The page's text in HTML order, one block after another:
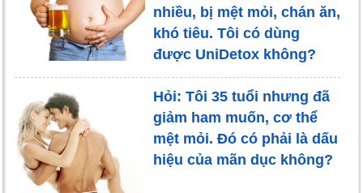
nhiều, bị mệt mỏi, chán ăn,
khó tiêu. Tôi có dùng
được UniDetox không?
Hỏi: Tôi 35 tuổi nhưng đã
giảm ham muốn, cơ thể
mệt mỏi. Đó có phải là dấu
hiệu của mãn dục không?